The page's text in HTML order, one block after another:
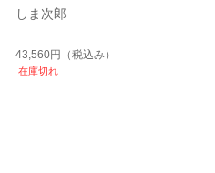
しま次郎
43,560円 （税込み）
在庫切れ